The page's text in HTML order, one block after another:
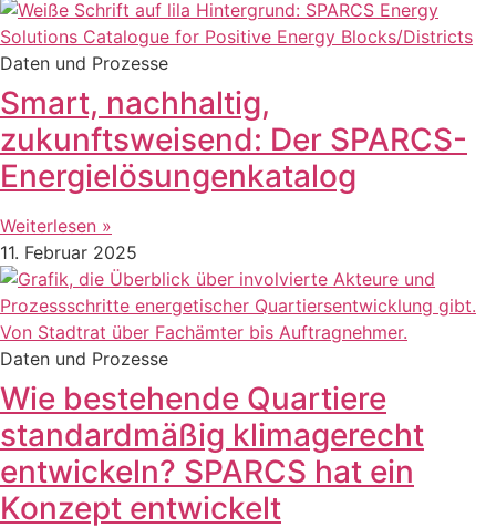
Daten und Prozesse
Smart, nachhaltig,
zukunftsweisend: Der SPARCS-
Energielösungenkatalog
Weiterlesen »
11. Februar 2025
Daten und Prozesse
Wie bestehende Quartiere
standardmäßig klimagerecht
entwickeln? SPARCS hat ein
Konzept entwickelt